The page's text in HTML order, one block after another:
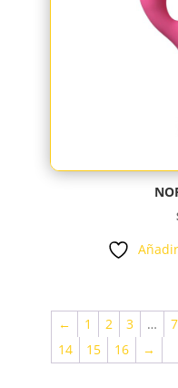
← 1 2 3 … 7
14
15 16 →